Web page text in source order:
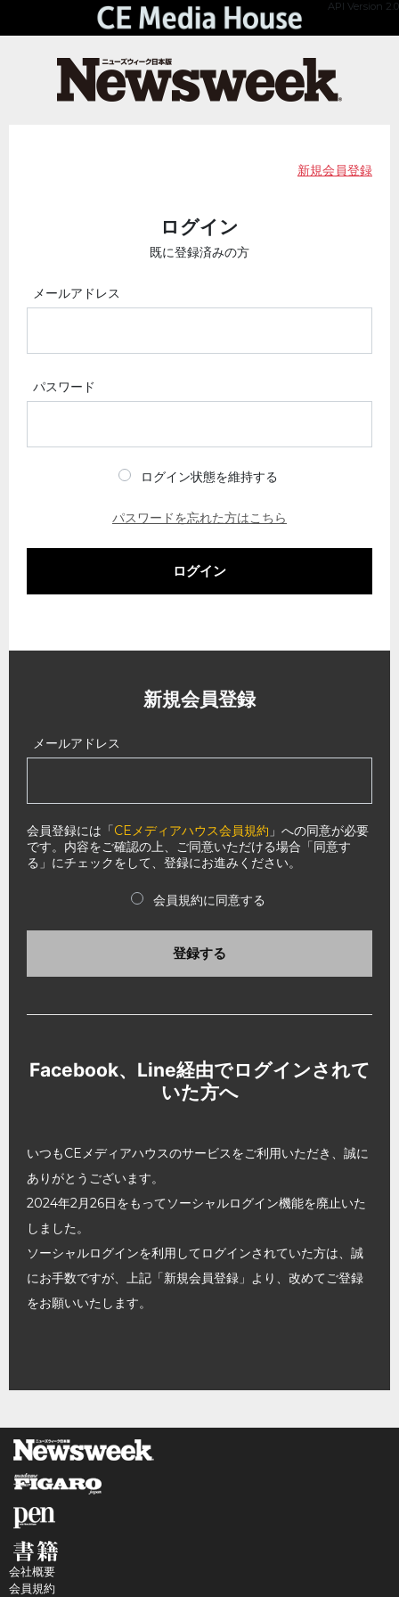
API Version 2.0
新規会員登録
ログイン
既に登録済みの方
メールアドレス
パスワード
ログイン状態を維持する
パスワードを忘れた方はこちら
ログイン
新規会員登録
メールアドレス
会員登録には「CEメディアハウス会員規約 」への同意が必要
です。内容をご確認の上、ご同意いただける場合「同意す
る」にチェックをして、登録にお進みください。
会員規約に同意する
登録する
Facebook、Line経由でログインされて
いた方へ
いつもCEメディアハウスのサービスをご利用いただき、誠に
ありがとうございます。
2024年2月26日をもってソーシャルログイン機能を廃止いた
しました。
ソーシャルログインを利用してログインされていた方は、誠
にお手数ですが、上記「新規会員登録」より、改めてご登録
をお願いいたします。
会社概要
会員規約